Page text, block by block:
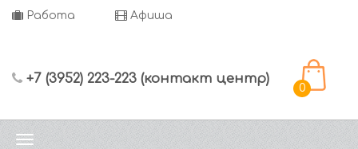
Работа
Афиша
+7 (3952) 223-223 (контакт центр)
0